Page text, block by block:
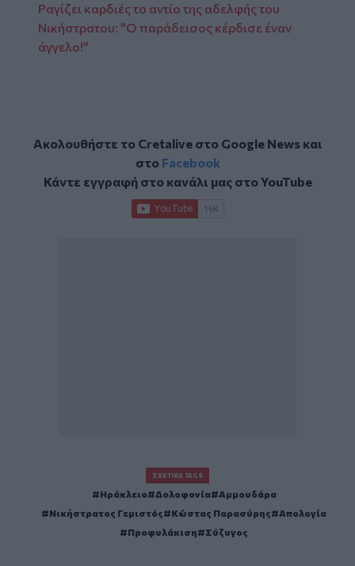
Ραγίζει καρδιές το αντίο της αδελφής του
Νικήστρατου: "Ο παράδεισος κέρδισε έναν
άγγελο!"
Ακολουθήστε το Cretalive στο Google Newsκαι
στο Facebook
Κάντε εγγραφή στο κανάλι μας στοYouTube
ΣΧΕΤΙΚΆ TAGS
Ηράκλειο Δολοφονία
Αμμουδάρα
Νικήστρατος Γεμιστός
Κώστας Παρασύρης
Απολογία
Προφυλάκιση
Σύζυγος